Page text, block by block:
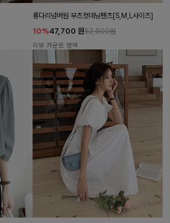
롱다리넘버원 부츠컷데님팬츠[S,M,L사이즈]
10%47,700 원52,900원
리뷰 카운트 영역